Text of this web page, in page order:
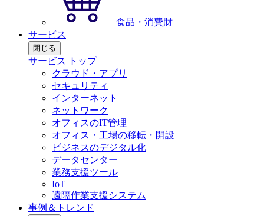
食品・消費財
サービス
閉じる
サービス トップ
クラウド・アプリ
セキュリティ
インターネット
ネットワーク
オフィスのIT管理
オフィス・工場の移転・開設
ビジネスのデジタル化
データセンター
業務支援ツール
IoT
遠隔作業支援システム
事例＆トレンド